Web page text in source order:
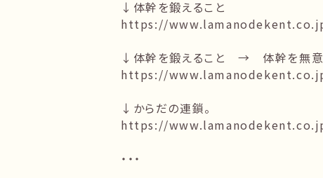
↓体幹を鍛えること
https://
↓体幹を鍛えること → 体幹を無意
https://
↓からだの連鎖。
https://
・・・